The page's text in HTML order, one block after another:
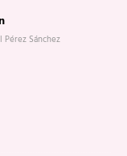
Pérez Sánchez